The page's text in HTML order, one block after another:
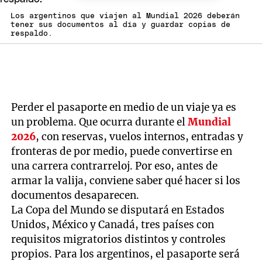
Los argentinos que viajen al Mundial 2026 deberán
tener sus documentos al día y guardar copias de
respaldo.
Perder el pasaporte en medio de un viaje ya es
un problema. Que ocurra durante elMundial
2026, con reservas, vuelos internos, entradas y
fronteras de por medio, puede convertirse en
una carrera contrarreloj. Por eso, antes de
armar la valija, conviene saber qué hacer si los
documentos desaparecen.
La Copa del Mundo se disputará en Estados
Unidos, México y Canadá, tres países con
requisitos migratorios distintos y controles
propios. Para los argentinos, el pasaporte será